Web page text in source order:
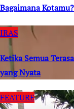
Bagaimana Kotamu?
IRAS
Ketika Semua
yang Nyata
FEATURE